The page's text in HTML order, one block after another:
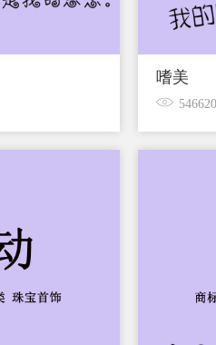
嗜美
546620